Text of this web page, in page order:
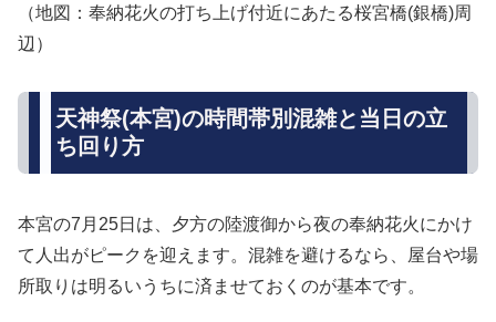
（地図：奉納花火の打ち上げ付近にあたる桜宮橋(銀橋)周
辺）
天神祭(本宮)の時間帯別混雑と当日の立
ち回り方
本宮の7月25日は、夕方の陸渡御から夜の奉納花火にかけ
て人出がピークを迎えます。混雑を避けるなら、屋台や場
所取りは明るいうちに済ませておくのが基本です。